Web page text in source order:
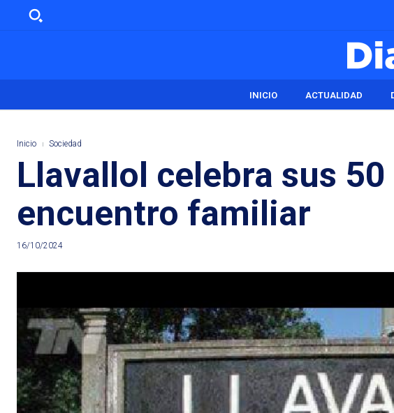
INICIO ACTUALIDAD
Inicio Sociedad
Llavallol celebra sus
encuentro familiar
16/10/2024